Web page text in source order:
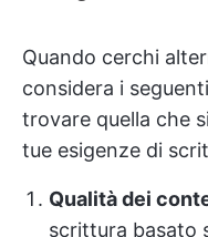
Quando cerchi
considera i
trovare quella che
tue esigenze di
Qualità dei
scrittura basato